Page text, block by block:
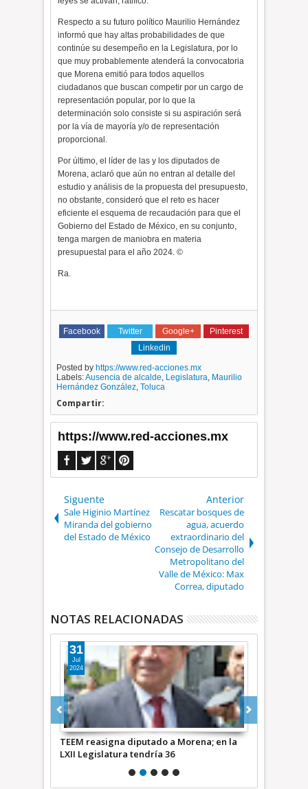
Respecto a su futuro político Maurilio Hernández
informó que hay altas probabilidades de que
continúe su desempeño en la Legislatura, por lo
que muy probablemente atenderá la convocatoria
que Morena emitió para todos aquellos
ciudadanos que buscan competir por un cargo de
representación popular, por lo que la
determinación solo consiste si su aspiración será
por la vía de mayoría y/o de representación
proporcional.
Por último, el líder de las y los diputados de
Morena, aclaró que aún no entran al detalle del
estudio y análisis de la propuesta del presupuesto,
no obstante, consideró que el reto es hacer
eficiente el esquema de recaudación para que el
Gobierno del Estado de México, en su conjunto,
tenga margen de maniobra en materia
presupuestal para el año 2024. ©
Ra.
Facebook Twitter Google+
Pinterest
Linkedin
Posted by https://www.red-acciones.mx
Labels:Ausencia de alcalde, Legislatura, Maurilio
Hernández González,Toluca
Compartir:
https://www.red-acciones.mx
Siguente
Sale Higinio Martínez
Miranda del gobierno
del Estado de México
Anterior
Rescatar bosques de
agua, acuerdo
extraordinario del
Consejo de Desarrollo
Metropolitano del
Valle de México: Max
Correa, diputado
NOTAS RELACIONADAS
TEEM reasigna diputado a Morena; en la
LXII Legislatura tendría 36
31
Jul
2024